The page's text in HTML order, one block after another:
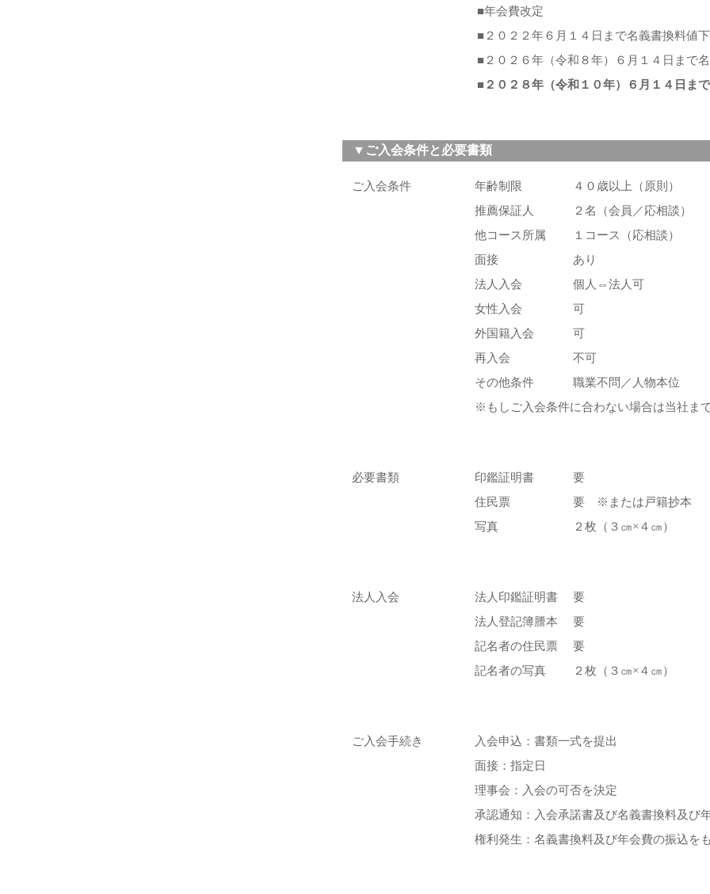
■年会費改定
■２０２２年６月１４日まで名義書換料値
■２０２６年（令和８年）６月１４日まで
■ ２０２８年（令和１０年）６月１４日ま
▼ご入会条件と必要書類
ご入会条件 年齢制限
４０歳以上（原則）
推薦保証人
２名（会員／応相談）
他コース所属
１コース（応相談）
面接
あり
法人入会
個人⇔法人可
女性入会
可
外国籍入会
可
再入会
不可
その他条件
職業不問／人物本位
※もしご入会条件に合わない場合は当社ま
必要書類 印鑑証明書
要
住民票
要 ※または戸籍抄本
写真
２枚（３㎝×４㎝）
法人入会 法人印鑑証明書
要
法人登記簿謄本
要
記名者の住民票
要
記名者の写真
２枚（３㎝×４㎝）
ご入会手続き
入会申込：書類一式を提出
面接：指定日
理事会：入会の可否を決定
承認通知：入会承諾書及び名義書換料及び
権利発生：名義書換料及び年会費の振込を